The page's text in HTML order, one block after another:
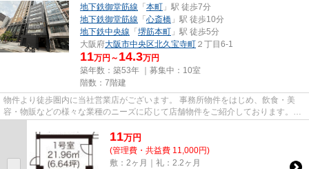
地下鉄御堂筋線 「本町 」駅 徒歩7分
地下鉄御堂筋線 「心斎橋 」駅 徒歩10分
地下鉄中央線 「堺筋本町 」駅 徒歩5分
大阪府大阪市中央区北久宝寺町 ２丁目6-1
11万円～ 14.3万円
築年数：築53年 ｜募集中： 10室
階数：7階建
物件より徒歩圏内に当社営業店がございます。 事務所物件をはじめ、飲食・美
容・物販などの様々な業種のニーズに応じて店舗物件をご紹介しております。
尚、弊社ではおとり広告は一切...
11万円
(管理費・共益費 11,000円)
敷：2ヶ月｜礼：2.2ヶ月